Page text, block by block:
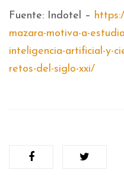
Fuente: Indotel –
mazara-motiva-a-
inteligencia-artificial-y-
retos-del-siglo-xxi/